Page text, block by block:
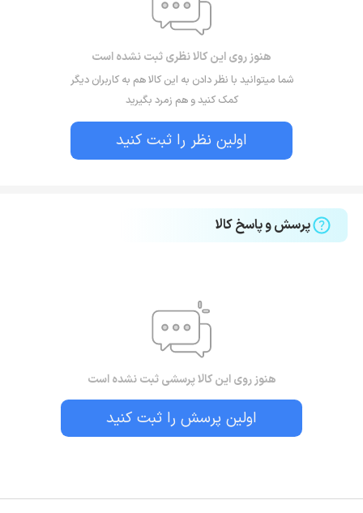
هنوز روی این کالا نظری ثبت نشده است
شما میتوانید با نظر دادن به این کالا هم به کاربران دیگر
کمک کنید و هم زمرد بگیرید
اولین نظر را ثبت کنید
پرسش و پاسخ کالا
هنوز روی این کالا پرسشی ثبت نشده است
اولین پرسش را ثبت کنید